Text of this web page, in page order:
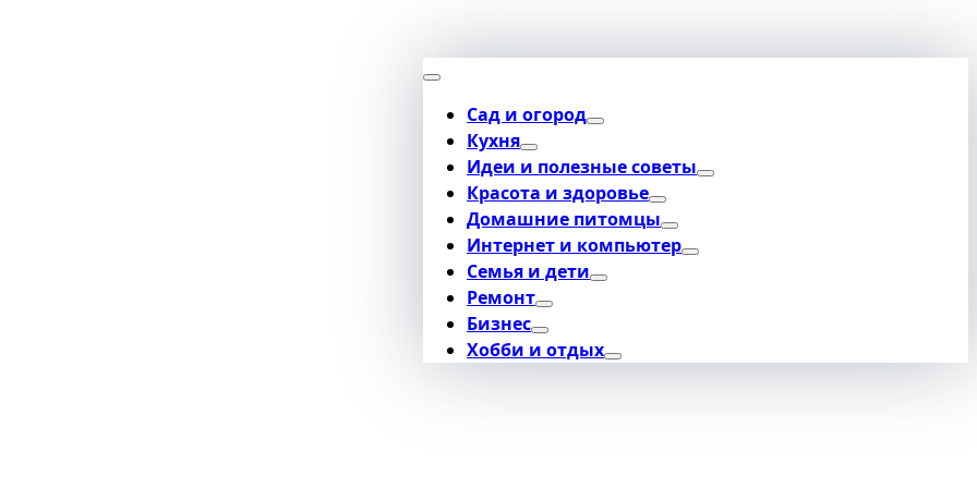
Сад и огород
Кухня
Идеи и полезные советы
Красота и здоровье
Домашние питомцы
Интернет и компьютер
Семья и дети
Ремонт
Бизнес
Хобби и отдых